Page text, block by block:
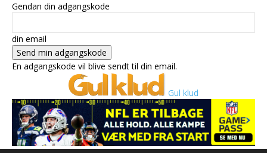
Gendan din adgangskode
din email
En adgangskode vil blive sendt til din email.
Gul klud